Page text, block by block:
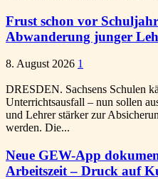
Frust schon vor
Abwanderung junger
8. August 2026 1
DRESDEN. Sachsens Schulen
Unterrichtsausfall – nun sollen
und Lehrer stärker zur
werden. Die...
Neue GEW-App
Arbeitszeit – Druck auf